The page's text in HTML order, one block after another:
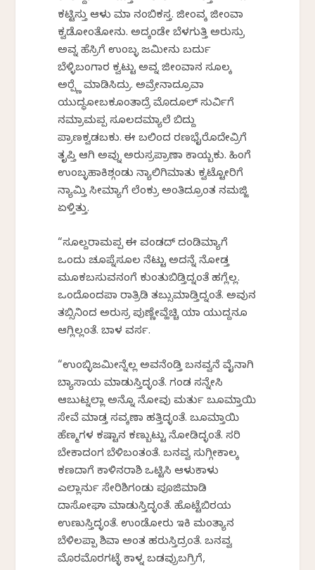
ಕಟ್ಟಿಸ್ತು ಆಳು ಮಾ ನಂಬಿಕಸ್ತ. ಜೀಂವಕ್ಕೆ ಜೀಂವಾ
ಕ್ವಡೋಂತೋನು. ಅದ್ಕಂಡೇ ಬೆಳಗುತ್ತಿ ಅರುಸ್ರು
ಅವ್ನ ಹೆಸ್ರಿಗೆ ಉಂಬ್ಳ ಜಮೀನು ಬರ್ದು
ಬೆಳ್ಳಿಬಂಗಾರ ಕ್ವಟ್ಟು ಅವ್ನ ಜೀಂವಾನ ಸೂಲಕ್ಕೆ
ಅರ್‍ಪ್ಣೆ ಮಾಡಿಸಿದ್ರು. ಅವ್ರೇನಾದ್ರೂವಾ
ಯುದ್ಧಕೋಬಕೂಂತಾದ್ರೆ ಮೊದೂಲ್ ಸುರ್ವಿಗೆ
ನಮ್ರಾಮಪ್ಪ ಸೂಲದಮ್ಯಾಲೆ ಬಿದ್ದು
ಪ್ರಾಣಕ್ವಡಬಕು. ಈ ಬಲಿಂದ ರಣಭೈರೊದೇವ್ರಿಗೆ
ತೃಪ್ತಿ ಆಗಿ ಅವ್ನು ಅರುಸ್ರಪ್ರಾಣಾ ಕಾಯ್ಬಕು. ಹಿಂಗೆ
ಉಂಬ್ಳಹಾಕಿಶ್ಗಂಡು ನ್ಯಾಲಿಗಿಮಾತು ಕ್ವಟ್ಟೋರಿಗೆ
ನ್ಯಾಮ್ತಿ ಸೀಮ್ಯಾಗೆ ಲೆಂಕ್ರು ಅಂತಿದ್ರೂಂತ ನಮಜ್ಜಿ
ಏಳ್ತಿತ್ತು.
“ಸೂಲ್ದರಾಮಪ್ಪ ಈ ವಂಡದ್ ದಂಡಿಮ್ಯಾಗೆ
ಒಂದು ಚೂಪ್ನೆಸೂಲ ನೆಟ್ಟು ಅದನ್ನೆ ನೋಡ್ತ
ಮೂಕಬಸುವನಂಗೆ ಕುಂತುಬಿಡ್ತಿದ್ನಂತೆ ಹಗ್ಲೆಲ್ಲ.
ಒಂದೊಂದಪಾ ರಾತ್ರಿಡಿ ತಬ್ಸುಮಾಡ್ತಿದ್ನಂತೆ. ಅವುನ
ತಬ್ಸಿನಿಂದ ಅರುಸ್ರ ಪುಣ್ಣೇವ್ಹೆಚ್ಚಿ ಯಾ ಯುದ್ದನೂ
ಆಗ್ಲಿಲ್ಲಂತೆ. ಬಾಳ ವರ್ಸ.
“ಉಂಬ್ಳಿಜಮೀನ್ನೆಲ್ಲ ಅವನೆಂಡ್ತಿ ಬನವ್ವನೆ ವೈನಾಗಿ
ಬ್ಯಾಸಾಯ ಮಾಡುಸ್ತಿದ್ಳಂತೆ. ಗಂಡ ಸನ್ನೇಸಿ
ಆಬುಟ್ನಲ್ಲಾ ಅನ್ನೊ ನೋವು ಮರ್ತು ಬೂಮ್ತಾಯಿ
ಸೇವೆ ಮಾಡ್ತ ಸವ್ಕಣಾಕೆ ಹತ್ತಿದ್ಳಂತೆ. ಬೂಮ್ತಾಯಿ
ಹೆಣ್ಮಗಳ ಕಷ್ಟಾನ ಕಣ್ಬುಟ್ಟು ನೋಡಿದ್ಳಂತೆ. ಸರಿ
ಬೇಕಾದಂಗ ಬೆಳಿಬಂತಂತೆ. ಬನವ್ವ ಸುಗ್ಗೀಕಾಲಕ್ಕೆ
ಕಣದಾಗೆ ಕಾಳಿನರಾಶಿ ಒಟ್ಟಿಸಿ ಆಳುಕಾಳು
ಎಲ್ಲಾರ್ನು ಸೇರಿಶಿಗಂಡು ಪೂಜಿಮಾಡಿ
ದಾಸೋಘಾ ಮಾಡುಸ್ತಿದ್ಳಂತೆ. ಹೊಟ್ಟೆಬಿರಯ
ಉಣುಸ್ತಿದ್ಳಂತೆ. ಉಂಡೋರು ಇಕಿ ಮಂತ್ಯಾನ
ಬೆಳಿಲಪ್ಪಾ ಶಿವಾ ಅಂತ ಹರುಸ್ತಿದ್ರಂತೆ. ಬನವ್ವ
ಮೊರಮೊರಗಟ್ಳೆ ಕಾಳ್ನ ಬಡವ್ರುಬಗ್ರಿಗೆ,